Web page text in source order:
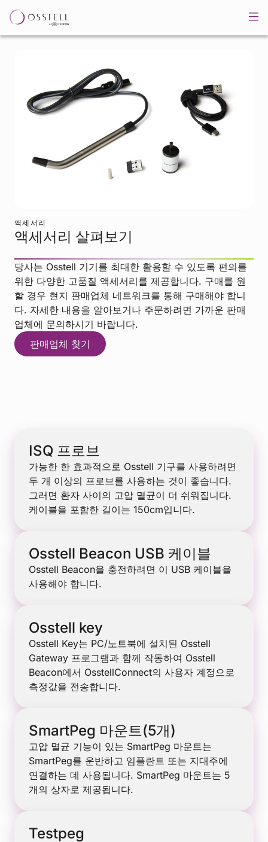
액세서리
액세서리 살펴보기
당사는 Osstell 기기를 최대한 활용할 수 있도록 편의를
위한 다양한 고품질 액세서리를 제공합니다. 구매를 원
할 경우 현지 판매업체 네트워크를 통해 구매해야 합니
다. 자세한 내용을 알아보거나 주문하려면 가까운 판매
업체에 문의하시기 바랍니다.
판매업체 찾기
ISQ 프로브
가능한 한 효과적으로 Osstell 기구를 사용하려면
두 개 이상의 프로브를 사용하는 것이 좋습니다.
그러면 환자 사이의 고압 멸균이 더 쉬워집니다.
케이블을 포함한 길이는 150cm입니다.
Osstell Beacon USB 케이블
Osstell Beacon을 충전하려면 이 USB 케이블을
사용해야 합니다.
Osstell key
Osstell Key는 PC/노트북에 설치된 Osstell
Gateway 프로그램과 함께 작동하여 Osstell
Beacon에서 OsstellConnect의 사용자 계정으로
측정값을 전송합니다.
SmartPeg 마운트(5개)
고압 멸균 기능이 있는 SmartPeg 마운트는
SmartPeg를 운반하고 임플란트 또는 지대주에
연결하는 데 사용됩니다. SmartPeg 마운트는 5
개의 상자로 제공됩니다.
Testpeg